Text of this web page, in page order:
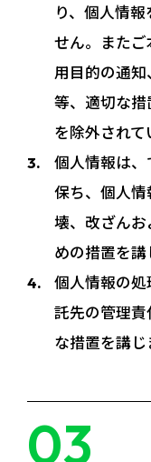
り、個人情
せん。また
用目的の通
等、適切な
を除外されて
個人情報は
保ち、個人
壊、改ざん
めの措置を講
個人情報の
託先の管理
な措置を講じ